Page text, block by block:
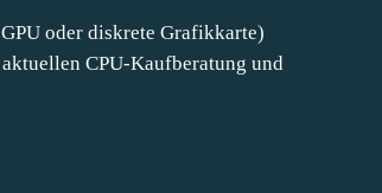
oder diskrete Grafikkarte)
CPU-Kaufberatung und